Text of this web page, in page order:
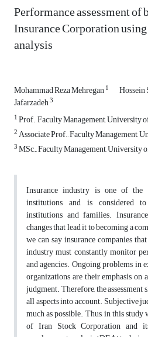
Performance assessment of
Insurance Corporation
analysis
Mohammad Reza Mehregan1
Jafarzadeh3
1Prof., Faculty Management, University
2Associate Prof., Faculty Management,
3MSc., Faculty Management, University
Insurance industry is one of the
institutions and is considered
institutions and families.
changes that lead it to becoming a
we can say insurance companies
industry must constantly monitor
and agencies. Ongoing problems in
organizations are their emphasis on
judgment. Therefore, the
all aspects into account. Subjective
much as possible. Thus, in this
of Iran Stock Corporation and